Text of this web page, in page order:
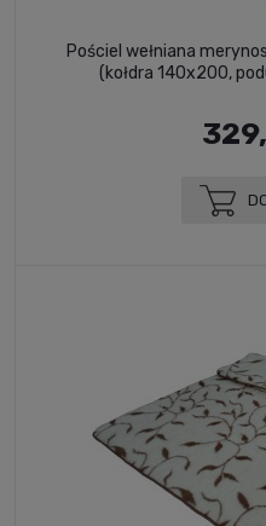
Pościel wełniana
(kołdra 140x200,